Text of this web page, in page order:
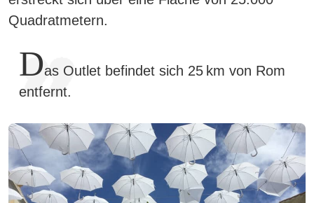
Quadratmetern.
Das Outlet befindet sich 25 km von Rom
entfernt.